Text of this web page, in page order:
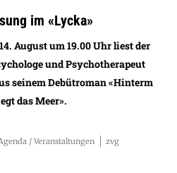
im «Lycka»
August um 19.00 Uhr liest der
und Psychotherapeut
seinem Debütroman «Hinterm
das Meer».
/ Veranstaltungen zvg